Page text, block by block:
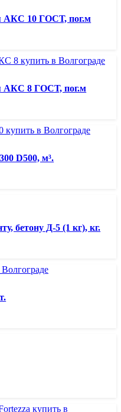
АКС 10 ГОСТ, пог.м
АКС 8 ГОСТ, пог.м
D500, м³.
бетону Д-5 (1 кг), кг.